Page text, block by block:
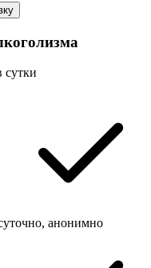
сутки
анонимно